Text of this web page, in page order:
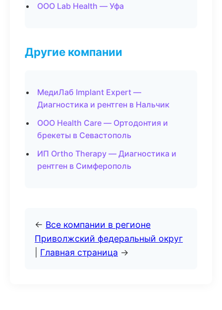
ООО Lab Health — Уфа
Другие компании
МедиЛаб Implant Expert —
Диагностика и рентген в Нальчик
ООО Health Care — Ортодонтия и
брекеты в Севастополь
ИП Ortho Therapy — Диагностика и
рентген в Симферополь
← Все компании в регионе
Приволжский федеральный округ
Главная страница →